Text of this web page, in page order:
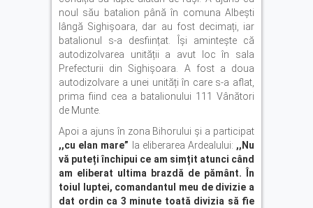
noul său batalion până în comuna Albești
lângă Sighișoara, dar au fost decimați, iar
batalionul s-a desființat. Își amintește că
autodizolvarea unității a avut loc în sala
Prefecturii din Sighișoara. A fost a doua
autodizolvare a unei unități în care s-a aflat,
prima fiind cea a batalionului 111 Vânători
de Munte.
Apoi a ajuns în zona Bihorului și a participat
,,cu elan mare” la eliberarea Ardealului: ,,Nu
vă puteți închipui ce am simțit atunci când
am eliberat ultima brazdă de pământ. În
toiul luptei, comandantul meu de divizie a
dat ordin ca 3 minute toată divizia să fie